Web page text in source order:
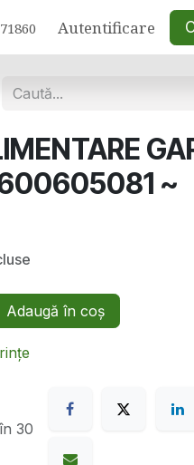
Autentificare
~
Adaugă în coș
30